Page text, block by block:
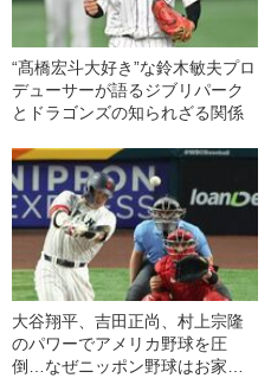
“髙橋宏斗大好き”な鈴木敏夫プロ
デューサーが語るジブリパーク
とドラゴンズの知られざる関係
大谷翔平、吉田正尚、村上宗隆
のパワーでアメリカ野球を圧
倒…なぜニッポン野球はお家